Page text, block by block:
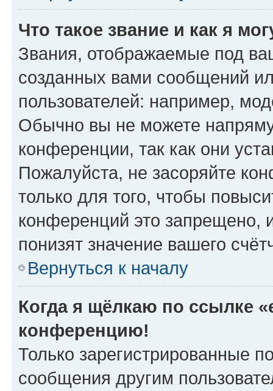
Что такое звание и как я
Звания, отображаемые под
созданных вами сообщений
пользователей: например,
Обычно вы не можете
конференции, так как они
Пожалуйста, не засоряйте
только для того, чтобы
конференций это запрещено,
понизят значение вашего
Вернуться к началу
Когда я щёлкаю по ссылке
конференцию!
Только зарегистрированные
сообщения другим